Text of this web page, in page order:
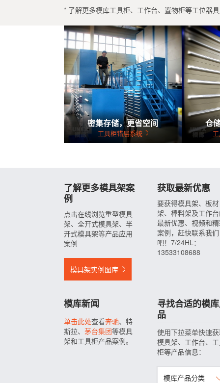
* 了解更多模库工具柜、工作台、置物柜等工位器
密集存储，更省空间
工具柜错层系统
仓
了解更多模具架案
例
点击在线浏览重型模具
架、全开式模具架、半
开式模具架等产品应用
案例
模具架实例图库
获取最新优惠
要获得模具架、板材
架、棒料架及工作
最新优惠、视频和
案例，赶快联系我们
吧！7/24HL：
13533108688
模库新闻
单击此处查看奔驰、特
斯拉、 茅台集团等模具
架和工具柜产品案例。
寻找合适的模
品
使用下拉菜单快速
模具架、工作台、
柜等产品信息：
模库产品分类